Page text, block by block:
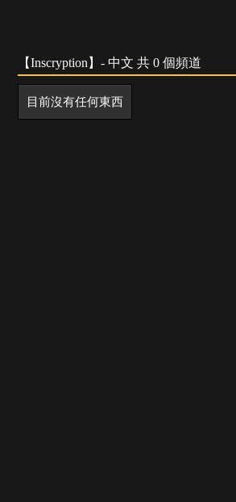
【Inscryption】- 中文 共 0 個頻道
目前沒有任何東西